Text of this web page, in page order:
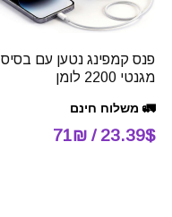
פנס קמפינג נטען עם בסיס
מגנטי 2200 לומן
🚛 משלוח חינם
23.39$ / 71₪